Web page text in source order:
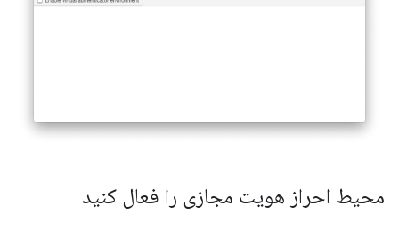
محیط احراز هویت مجازی را فعال کنید